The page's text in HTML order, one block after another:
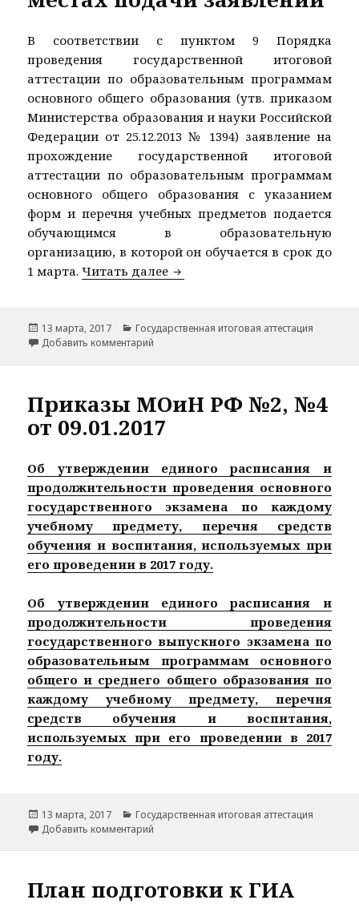
В соответствии с пунктом 9 Порядка
проведения государственной итоговой
аттестации по образовательным программам
основного общего образования (утв. приказом
Министерства образования и науки Российской
Федерации от 25.12.2013 № 1394) заявление на
прохождение государственной итоговой
аттестации по образовательным программам
основного общего образования с указанием
форм и перечня учебных предметов подается
обучающимся в образовательную
организацию, в которой он обучается в срок до
1 марта.Читать далее Информация о сроках и
Опубликовано
13 марта, 2017 Рубрики
Государственная итоговая аттестация
Добавить комментарий
Приказы МОиН РФ №2, №4
от 09.01.2017
Об утверждении единого расписания и
продолжительности проведения основного
государственного экзамена по каждому
учебному предмету, перечня средств
обучения и воспитания, используемых при
его проведении в 2017 году.
Об утверждении единого расписания и
продолжительности проведения
государственного выпускного экзамена по
образовательным программам основного
общего и среднего общего образования по
каждому учебному предмету, перечня
средств обучения и воспитания,
используемых при его проведении в 2017
году.
Опубликовано
13 марта, 2017 Рубрики
Государственная итоговая аттестация
Добавить комментарий
План подготовки к ГИА